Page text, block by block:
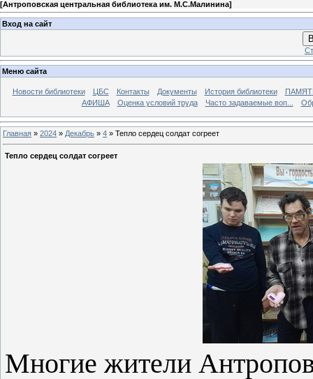
[Антроповская центральная библиотека им. М.С.Малинина]
Вход на сайт
Меню сайта
Новости библиотеки ЦБС Контакты Документы История библиотеки
АФИША
Оценка условий труда Часто задаваемые воп...
Главная » 2024 » Декабрь » 4 » Тепло сердец солдат согреет
Тепло сердец солдат согреет
Многие жители